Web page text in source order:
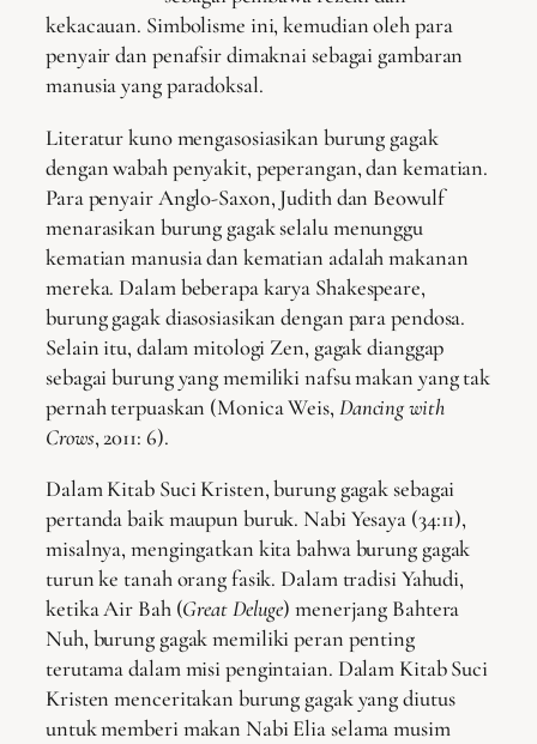
kekacauan. Simbolisme ini, kemudian oleh para
penyair dan penafsir dimaknai sebagai gambaran
manusia yang paradoksal.
Literatur kuno mengasosiasikan burung gagak
dengan wabah penyakit, peperangan, dan kematian.
Para penyair Anglo-Saxon, Judith dan Beowulf
menarasikan burung gagak selalu menunggu
kematian manusia dan kematian adalah makanan
mereka. Dalam beberapa karya Shakespeare,
burung gagak diasosiasikan dengan para pendosa.
Selain itu, dalam mitologi Zen, gagak dianggap
sebagai burung yang memiliki nafsu makan yang tak
pernah terpuaskan (Monica Weis, Dancing with
Crows, 2011: 6).
Dalam Kitab Suci Kristen, burung gagak sebagai
pertanda baik maupun buruk. Nabi Yesaya (34:11),
misalnya, mengingatkan kita bahwa burung gagak
turun ke tanah orang fasik. Dalam tradisi Yahudi,
ketika Air Bah (Great Deluge) menerjang Bahtera
Nuh, burung gagak memiliki peran penting
terutama dalam misi pengintaian. Dalam Kitab Suci
Kristen menceritakan burung gagak yang diutus
untuk memberi makan Nabi Elia selama musim